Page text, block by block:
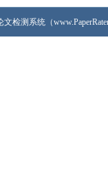
文检测系统（